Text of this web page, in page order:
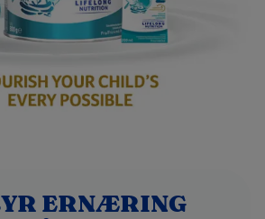
ERNÆRING